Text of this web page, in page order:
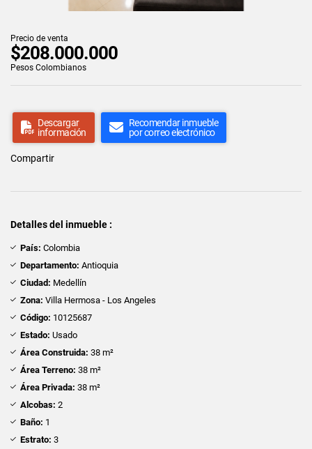
Precio de venta
$208.000.000
Pesos Colombianos
Descargar
información
Recomendar inmueble
por correo electrónico
Compartir
Detalles del inmueble :
País: Colombia
Departamento: Antioquia
Ciudad: Medellín
Zona: Villa Hermosa - Los Angeles
Código: 10125687
Estado: Usado
Área Construida: 38 m²
Área Terreno: 38 m²
Área Privada: 38 m²
Alcobas: 2
Baño: 1
Estrato: 3